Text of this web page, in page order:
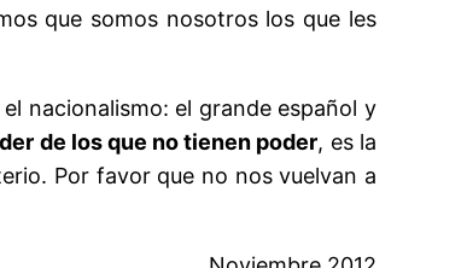
que somos nosotros los que les
nacionalismo: el grande español y
de los que no tienen poder, es la
Por favor que no nos vuelvan a